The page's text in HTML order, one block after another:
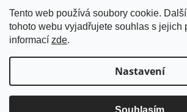
Tento web používá soubory cookie.
tohoto webu vyjadřujete souhlas s jejich
informací zde.
Nastavení
Souhlasím
Outdoor-sports.cz.